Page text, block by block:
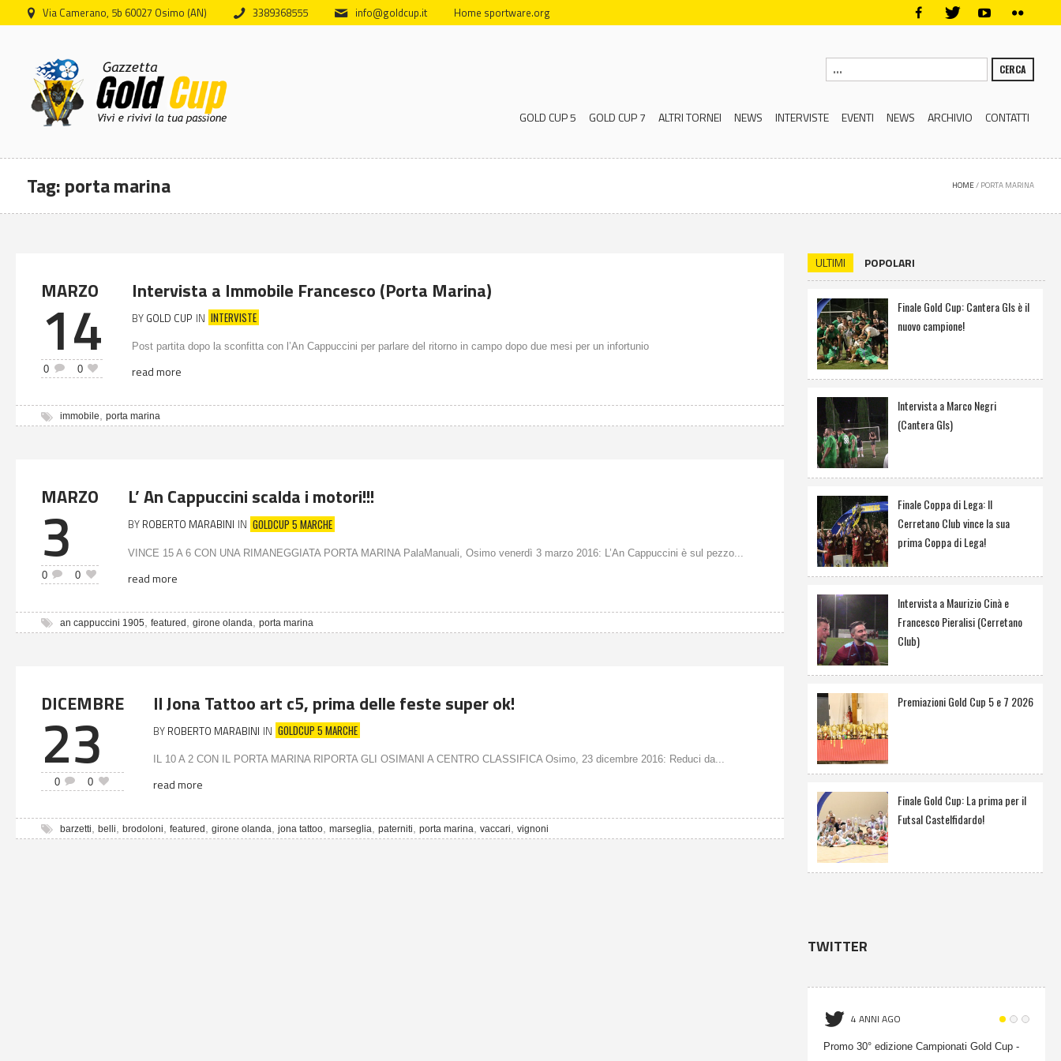
Via Camerano, 5b 60027 Osimo (AN) 3389368555 info@goldcup.it Home sportware.org
CERCA
GOLD CUP 5 GOLD CUP 7 ALTRI TORNEI NEWS INTERVISTE EVENTI NEWS ARCHIVIO CONTATTI
Tag:porta marina HOME/ PORTA MARINA
MARZO
14
0 0
Intervista a Immobile Francesco (Porta Marina)
BY GOLD CUP IN INTERVISTE
Post partita dopo la sconfitta con l’An Cappuccini per parlare del ritorno in campo dopo due mesi per un infortunio
read more
immobile, porta marina
MARZO
3
0 0
L’ An Cappuccini scalda i motori!!!
BY ROBERTO MARABINI IN GOLDCUP 5 MARCHE
VINCE 15 A 6 CON UNA RIMANEGGIATA PORTA MARINA PalaManuali, Osimo venerdì 3 marzo 2016: L’An Cappuccini è sul pezzo...
read more
an cappuccini 1905 featured girone olanda porta marina
DICEMBRE
23
0 0
Il Jona Tattoo art c5, prima delle feste super ok!
BY ROBERTO MARABINI IN GOLDCUP 5 MARCHE
IL 10 A 2 CON IL PORTA MARINA RIPORTA GLI OSIMANI A CENTRO CLASSIFICA Osimo, 23 dicembre 2016: Reduci da...
read more
barzetti belli brodoloni featured girone olanda jona tattoo marseglia paterniti porta marina vaccari vignoni
ULTIMI POPOLARI
Finale Gold Cup: Cantera Gls è il
nuovo campione!
Intervista a Marco Negri
(Cantera Gls)
Finale Coppa di Lega: Il
Cerretano Club vince la sua
prima Coppa di Lega!
Intervista a Maurizio Cinà e
Francesco Pieralisi (Cerretano
Club)
Premiazioni Gold Cup 5 e 7 2026
Finale Gold Cup: La prima per il
Futsal Castelfidardo!
TWITTER
4 ANNI AGO
Promo 30° edizione Campionati Gold Cup -